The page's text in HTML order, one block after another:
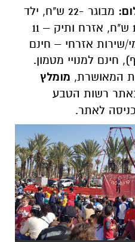
מבוגר -22 ש"ח, ילד
– 9 ש"ח, סטודנט – 19 ש"ח, אזרח ותיק – 11
שירות אזרחי – חינם
חינם למנויי מטמון.
המאושרת, מומלץ
רשות הטבע
לאתר.